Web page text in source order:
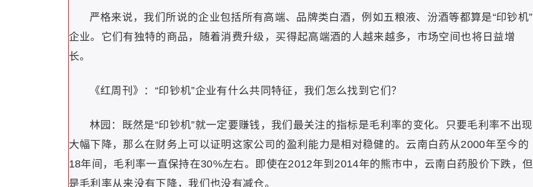
严格来说，我们所说的企业包括所有高端、品牌类白酒，例如五粮液、汾酒等都算是“印钞机”
企业。它们有独特的商品，随着消费升级，买得起高端酒的人越来越多，市场空间也将日益增
长。
《红周刊》：“印钞机”企业有什么共同特征，我们怎么找到它们？
林园：既然是“印钞机”就一定要赚钱，我们最关注的指标是毛利率的变化。只要毛利率不出现
大幅下降，那么在财务上可以证明这家公司的盈利能力是相对稳健的。云南白药从2000年至今的
18年间，毛利率一直保持在30%左右。即使在2012年到2014年的熊市中，云南白药股价下跌，但
是毛利率从来没有下降，我们也没有减仓。